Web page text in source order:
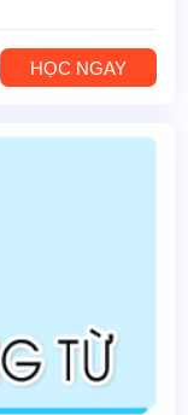
HỌC NGAY